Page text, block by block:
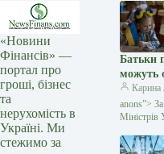
«Новини
Фінансів» —
портал про
гроші, бізнес
та
нерухомість в
Україні. Ми
стежимо за
Батьки
можуть
Карина
anons”>
Міністрів
до